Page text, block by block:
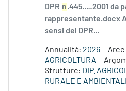
DPR n.445..._2001 da
rappresentante.docx
sensi del DPR...
Annualità: 2026
AGRICOLTURA
Strutture: DIP.
RURALE E